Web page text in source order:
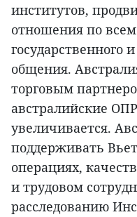
институтов,
отношения по
государственного
общения.
торговым
австралийские
увеличивается.
поддерживать
операциях,
и трудовом
расследованию